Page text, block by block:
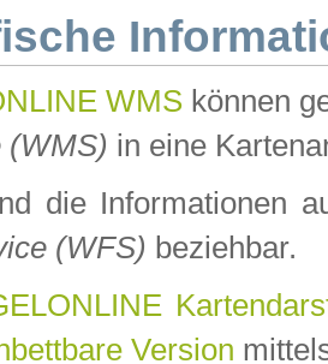
WMS können
(WMS) in eine
die Informationen
(WFS) beziehbar.
Version